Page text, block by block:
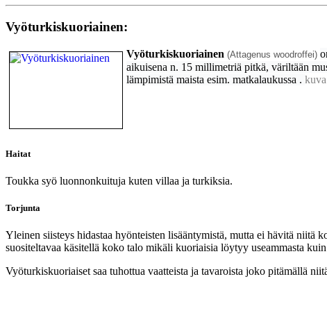
Vyöturkiskuoriainen:
Vyöturkiskuoriainen (Attagenus woodroffei)
aikuisena n. 15 millimetriä pitkä, väriltään
lämpimistä maista esim. matkalaukussa .
Haitat
Toukka syö luonnonkuituja kuten villaa ja turkiksia.
Torjunta
Yleinen siisteys hidastaa hyönteisten lisääntymistä, mutta ei hävitä
suositeltavaa käsitellä koko talo mikäli kuoriaisia löytyy useammasta kuin
Vyöturkiskuoriaiset saa tuhottua vaatteista ja tavaroista joko pitämällä